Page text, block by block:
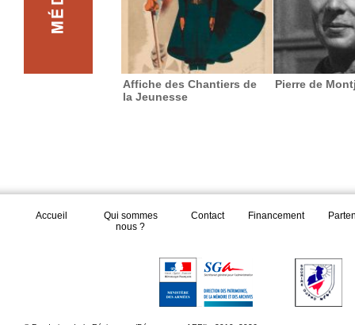
Affiche des Chantiers de
la Jeunesse
Pierre de
Accueil
Qui sommes
nous ?
Contact Financement